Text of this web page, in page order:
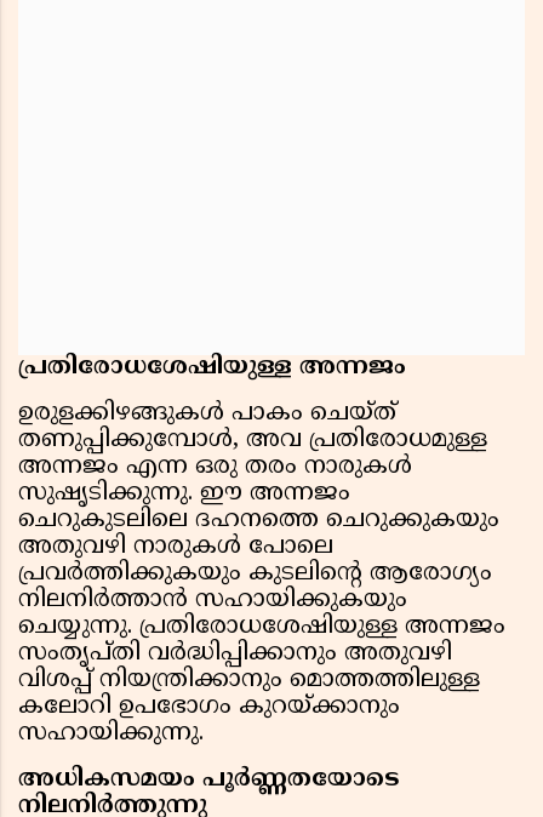
പ്രതിരോധശേഷിയുള്ള അന്നജം
ഉരുളക്കിഴങ്ങുകള്‍ പാകം ചെയ്ത്
തണുപ്പിക്കുമ്പോള്‍, അവ പ്രതിരോധമുള്ള
അന്നജം എന്ന ഒരു തരം നാരുകള്‍
സുഷൃടിക്കുന്നു. ഈ അന്നജം
ചെറുകുടലിലെ ദഹനത്തെ ചെറുക്കുകയും
അതുവഴി നാരുകള്‍ പോലെ
പ്രവര്‍ത്തിക്കുകയും കുടലിന്റെ ആരോഗ്യം
നിലനിര്‍ത്താന്‍ സഹായിക്കുകയും
ചെയ്യുന്നു. പ്രതിരോധശേഷിയുള്ള അന്നജം
സംതൃപ്തി വര്‍ദ്ധിപ്പിക്കാനും അതുവഴി
വിശപ്പ് നിയന്ത്രിക്കാനും മൊത്തത്തിലുള്ള
കലോറി ഉപഭോഗം കുറയ്ക്കാനും
സഹായിക്കുന്നു.
അധികസമയം പൂര്‍ണ്ണതയോടെ
നിലനിര്‍ത്തുന്നു